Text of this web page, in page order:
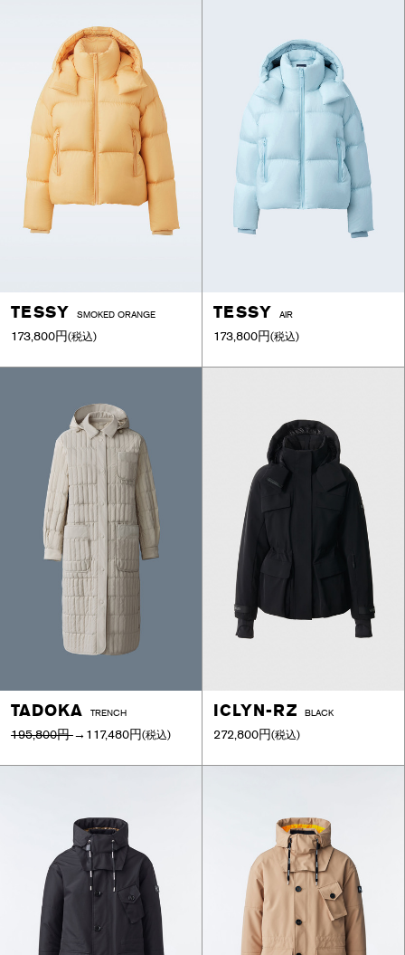
TESSY SMOKED ORANGE
173,800円(税込)
TESSY AIR
173,800円(税込)
TADOKA TRENCH
195,800円→ 117,480円(税込)
ICLYN-RZ BLACK
272,800円(税込)